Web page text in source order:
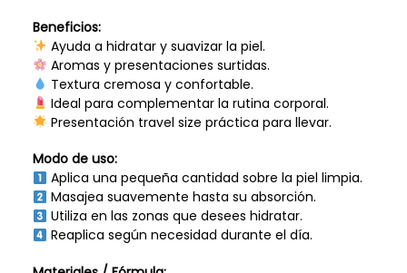
Beneficios:
Ayuda a hidratar y suavizar la piel.
Aromas y presentaciones surtidas.
Textura cremosa y confortable.
Ideal para complementar la rutina corporal.
Presentación travel size práctica para llevar.
Modo de uso:
Aplica una pequeña cantidad sobre la piel limpia.
Masajea suavemente hasta su absorción.
Utiliza en las zonas que desees hidratar.
Reaplica según necesidad durante el día.